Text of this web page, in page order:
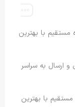
با بهترین
ارسال به سراسر
با بهترین